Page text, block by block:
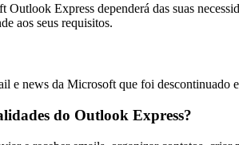
Express dependerá das suas
aos seus requisitos.
e news da Microsoft que foi descontinuado
do Outlook Express?